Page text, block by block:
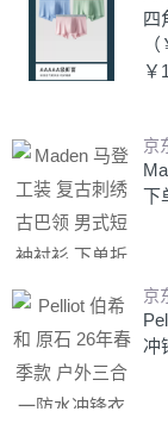
四
￥
京
下
京
冲